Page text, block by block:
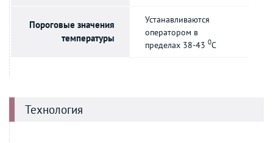
Пороговые значения
температуры
Устанавливаются
оператором в
пределах 38-43 0C
Технология